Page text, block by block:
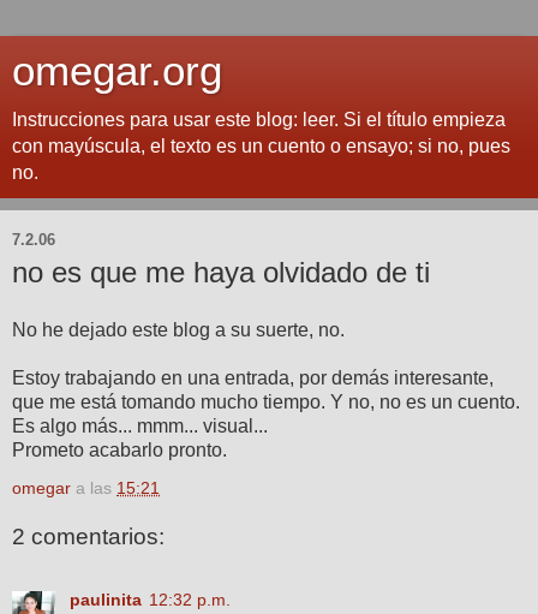
omegar.org
Instrucciones para usar este blog: leer. Si el título empieza
con mayúscula, el texto es un cuento o ensayo; si no, pues
no.
7.2.06
no es que me haya olvidado de ti
No he dejado este blog a su suerte, no.
Estoy trabajando en una entrada, por demás interesante,
que me está tomando mucho tiempo. Y no, no es un cuento.
Es algo más... mmm... visual...
Prometo acabarlo pronto.
omegar a las 15:21
2 comentarios:
paulinita 12:32 p.m.